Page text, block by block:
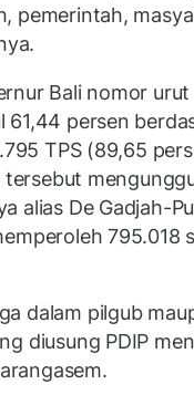
pemerintah,
Bali nomor
61,44 persen
TPS (89,65
tersebut
alias De Gadjah-
795.018
dalam pilgub
diusung PDIP